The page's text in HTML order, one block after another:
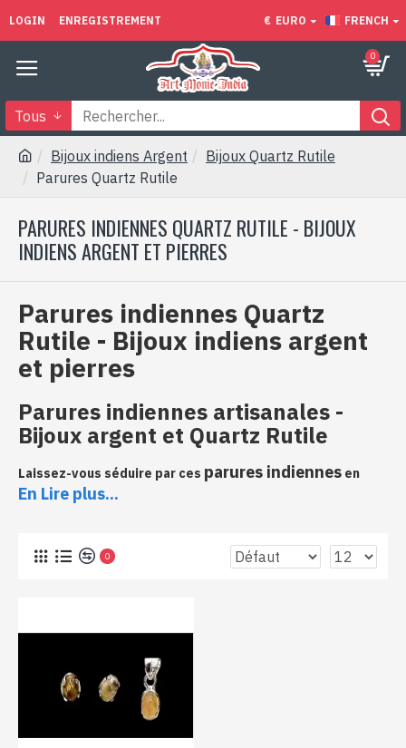
LOGIN ENREGISTREMENT € EURO FRENCH
0
Tous
Bijoux indiens Argent
Bijoux Quartz Rutile
Parures Quartz Rutile
PARURES INDIENNES QUARTZ RUTILE - BIJOUX
INDIENS ARGENT ET PIERRES
Parures indiennes Quartz
Rutile - Bijoux indiens argent
et pierres
Parures indiennes artisanales -
Bijoux argent et Quartz Rutile
Laissez-vous séduire par ces parures indiennes en
Quartz Rutile
prix pour posséder de jolis
bijouxprovenant de l’Inde
au quotidien
En Lire plus...
0